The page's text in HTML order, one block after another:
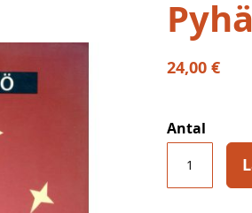
24,00 €
Antal